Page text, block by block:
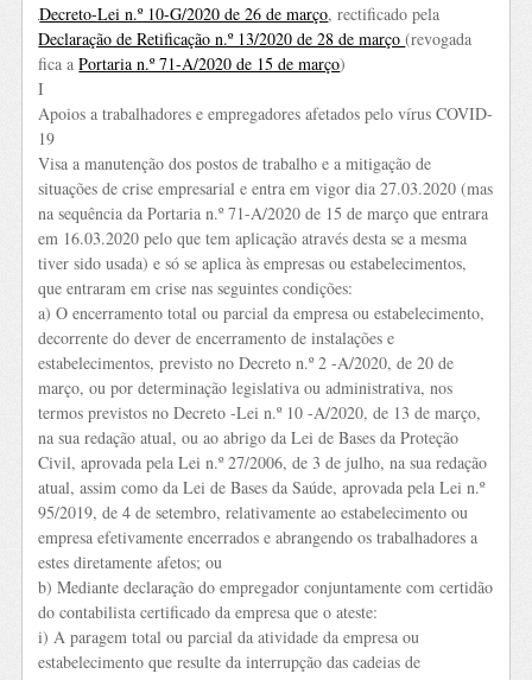
Decreto-Lei n.º 10-G/2020 de 26 de março, rectificado pela
Declaração de Retificação n.º 13/2020 de 28 de março(revogada
fica aPortaria n.º 71-A/2020 de 15 de março)
I
Apoios a trabalhadores e empregadores afetados pelo vírus COVID-
19
Visa a manutenção dos postos de trabalho e a mitigação de
situações de crise empresarial e entra em vigor dia 27.03.2020 (mas
na sequência da Portaria n.º 71-A/2020 de 15 de março que entrara
em 16.03.2020 pelo que tem aplicação através desta se a mesma
tiver sido usada) e só se aplica às empresas ou estabelecimentos,
que entraram em crise nas seguintes condições:
a) O encerramento total ou parcial da empresa ou estabelecimento,
decorrente do dever de encerramento de instalações e
estabelecimentos, previsto no Decreto n.º 2 -A/2020, de 20 de
março, ou por determinação legislativa ou administrativa, nos
termos previstos no Decreto -Lei n.º 10 -A/2020, de 13 de março,
na sua redação atual, ou ao abrigo da Lei de Bases da Proteção
Civil, aprovada pela Lei n.º 27/2006, de 3 de julho, na sua redação
atual, assim como da Lei de Bases da Saúde, aprovada pela Lei n.º
95/2019, de 4 de setembro, relativamente ao estabelecimento ou
empresa efetivamente encerrados e abrangendo os trabalhadores a
estes diretamente afetos; ou
b) Mediante declaração do empregador conjuntamente com certidão
do contabilista certificado da empresa que o ateste:
i) A paragem total ou parcial da atividade da empresa ou
estabelecimento que resulte da interrupção das cadeias de